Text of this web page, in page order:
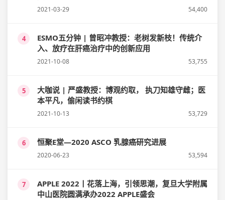
2021-03-29 54,400
4
ESMO五分钟 | 曾昭冲教授：老树发新枝！传统介
入、放疗在肝癌治疗中的创新应用
2021-10-08 53,755
5
大咖说 | 严盛教授：博观约取， 执刀知雄守雌；医
本平凡，偷闲读书约棋
2021-10-13 53,729
6 恒聚E堂—2020 ASCO 乳腺癌研究进展
2020-06-23 53,594
7
APPLE 2022丨花落上海，引领思潮，复旦大学附属
中山医院圆满承办2022 APPLE盛会